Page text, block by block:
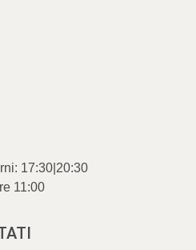
: 17:30|20:30
11:00